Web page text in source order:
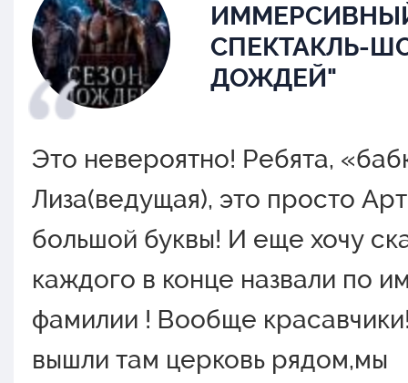
СПЕКТАКЛЬ-
ДОЖДЕЙ"
Это невероятно! Ребята,
Лиза(ведущая), это просто
большой буквы! И еще хочу
каждого в конце назвали по
фамилии ! Вообще
вышли там церковь рядом,мы